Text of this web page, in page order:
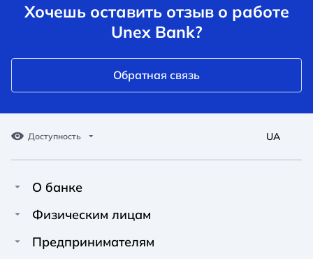
Хочешь оставить отзыв о работе
Unex Bank?
Обратная связь
Доступность
A A
Обычный
A A
Средний
A A
Большой
UA
О банке
Про Unex Bank
Физическим лицам
Кредиты
Предпринимателям